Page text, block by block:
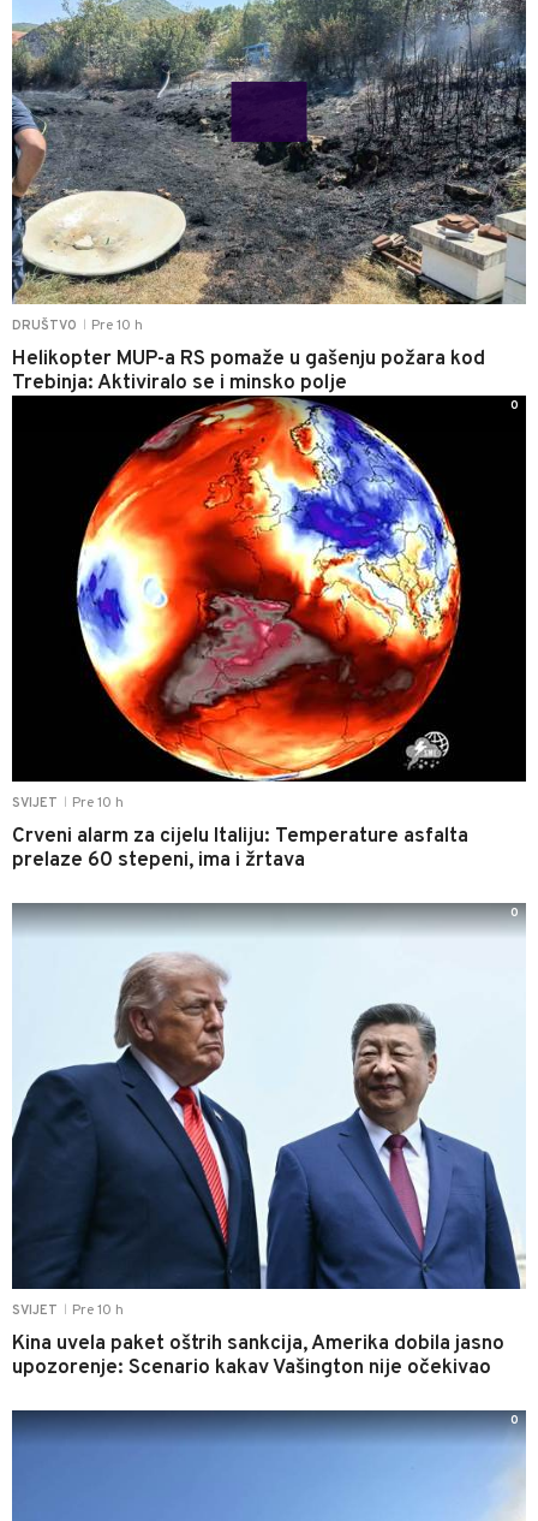
DRUŠTVO Pre 10 h
Helikopter MUP-a RS pomaže u gašenju požara kod
Trebinja: Aktiviralo se i minsko polje
SVIJET Pre 10 h
Crveni alarm za cijelu Italiju: Temperature asfalta
prelaze 60 stepeni, ima i žrtava
0
SVIJET Pre 10 h
Kina uvela paket oštrih sankcija, Amerika dobila jasno
upozorenje: Scenario kakav Vašington nije očekivao
0
0